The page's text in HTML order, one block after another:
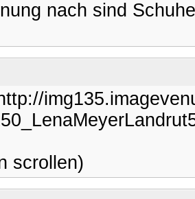
nach sind
scrollen)